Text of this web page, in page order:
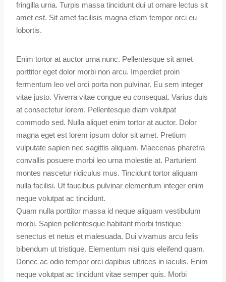
fringilla urna. Turpis massa tincidunt dui ut ornare lectus sit
amet est. Sit amet facilisis magna etiam tempor orci eu
lobortis.
Enim tortor at auctor urna nunc. Pellentesque sit amet
porttitor eget dolor morbi non arcu. Imperdiet proin
fermentum leo vel orci porta non pulvinar. Eu sem integer
vitae justo. Viverra vitae congue eu consequat. Varius duis
at consectetur lorem. Pellentesque diam volutpat
commodo sed. Nulla aliquet enim tortor at auctor. Dolor
magna eget est lorem ipsum dolor sit amet. Pretium
vulputate sapien nec sagittis aliquam. Maecenas pharetra
convallis posuere morbi leo urna molestie at. Parturient
montes nascetur ridiculus mus. Tincidunt tortor aliquam
nulla facilisi. Ut faucibus pulvinar elementum integer enim
neque volutpat ac tincidunt.
Quam nulla porttitor massa id neque aliquam vestibulum
morbi. Sapien pellentesque habitant morbi tristique
senectus et netus et malesuada. Dui vivamus arcu felis
bibendum ut tristique. Elementum nisi quis eleifend quam.
Donec ac odio tempor orci dapibus ultrices in iaculis. Enim
neque volutpat ac tincidunt vitae semper quis. Morbi